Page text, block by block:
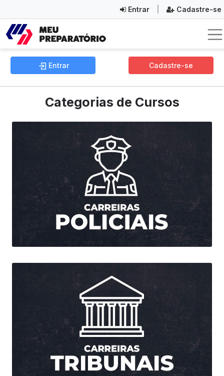
Entrar Cadastre-se
Entrar Cadastre-se
Categorias de Cursos